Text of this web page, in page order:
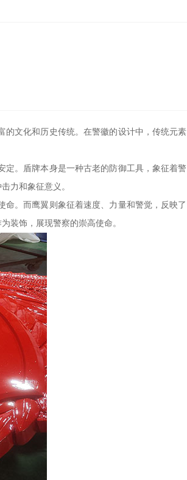
文化和历史传统。在警徽的设计中，传统元
。盾牌本身是一种古老的防御工具，象征着
力和象征意义。
。而鹰翼则象征着速度、力量和警觉，反映
装饰，展现警察的崇高使命。